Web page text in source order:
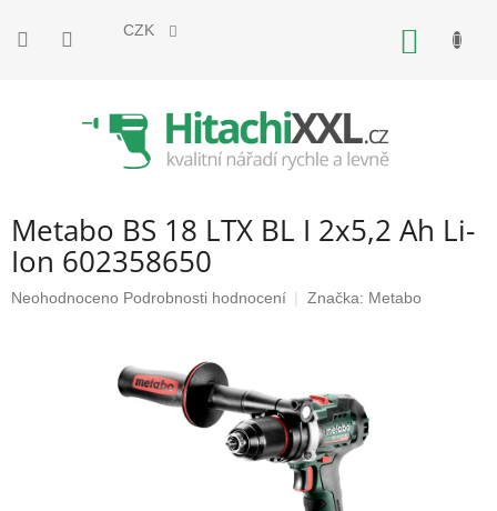
obsah
CZK
Metabo BS 18 LTX BL I 2x5,2 Ah Li-
Ion 602358650
Průměrné
Neohodnoceno Podrobnosti hodnocení Značka: Metabo